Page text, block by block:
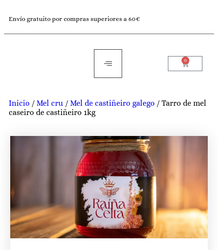
Envío gratuito por compras superiores a 60€
0
Inicio / Mel cru / Mel de castiñeiro galego / Tarro de mel
caseiro de castiñeiro 1kg